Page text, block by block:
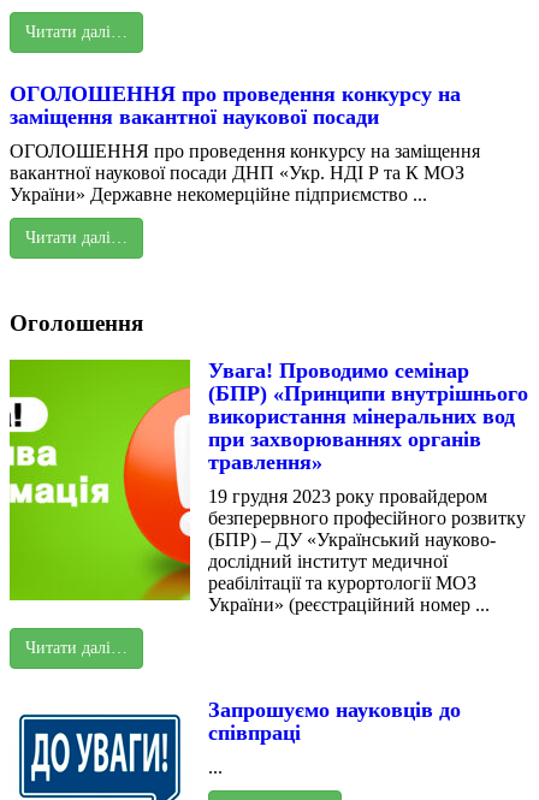
Читати далі…
ОГОЛОШЕННЯ про проведення конкурсу на
заміщення вакантної наукової посади
ОГОЛОШЕННЯ про проведення конкурсу на заміщення
вакантної наукової посади ДНП «Укр. НДІ Р та К МОЗ
України» Державне некомерційне підприємство ...
Читати далі…
Оголошення
Увага! Проводимо семінар
(БПР) «Принципи внутрішнього
використання мінеральних вод
при захворюваннях органів
травлення»
19 грудня 2023 року провайдером
безперервного професійного розвитку
(БПР) – ДУ «Український науково-
дослідний інститут медичної
реабілітації та курортології МОЗ
України» (реєстраційний номер ...
Читати далі…
Запрошуємо науковців до
співпраці
...